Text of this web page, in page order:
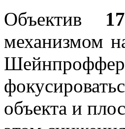
Объектив
механизмом
объекта и